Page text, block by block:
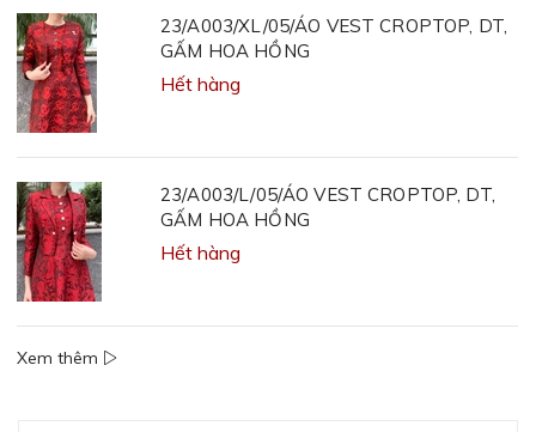
23/A003/XL/05/ÁO VEST CROPTOP, DT,
GẤM HOA HỒNG
Hết hàng
23/A003/L/05/ÁO VEST CROPTOP, DT,
GẤM HOA HỒNG
Hết hàng
Xem thêm